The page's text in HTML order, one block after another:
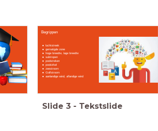
Begrippen
luchtstreek
gematigde zone
hoge breedte, lage breedte
subtropen
poolstreken
poolcirkel
zeestroom
Golfstroom
aanlandige wind, aflandige wind
Slide 3 - Tekstslide